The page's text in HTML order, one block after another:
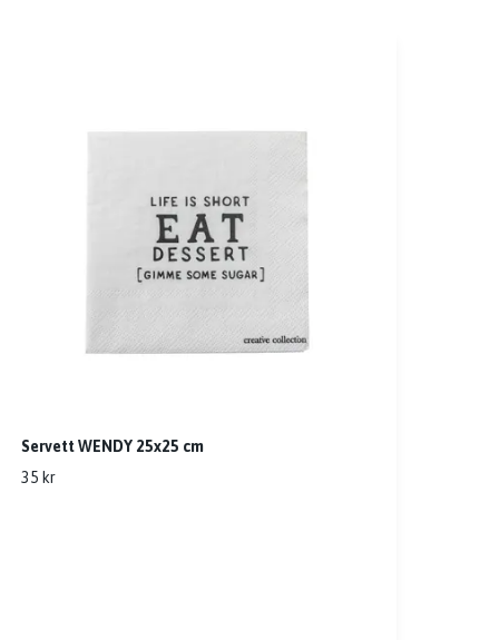
Servett WENDY 25x25 cm
35 kr